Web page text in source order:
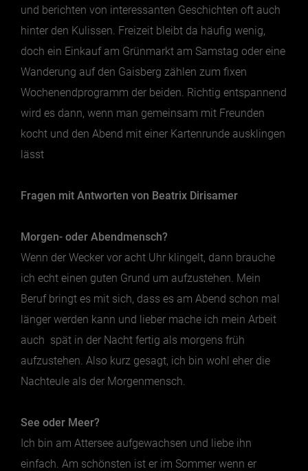
Outdoor & Sport
Gesundheit
Nachhaltigkeit
Sehenswürdig
Lifestyle
Archiv
BEITRÄGE NACH MONAT
April
August
und berichten von interessanten Geschichten oft auch
hinter den Kulissen. Freizeit bleibt da häufig wenig,
doch ein Einkauf am Grünmarkt am Samstag oder eine
Wanderung auf den Gaisberg zählen zum fixen
Wochenendprogramm der beiden. Richtig entspannend
wird es dann, wenn man gemeinsam mit Freunden
kocht und den Abend mit einer Kartenrunde ausklingen
lässt
Fragen mit Antworten von Beatrix Dirisamer
Morgen- oder Abendmensch?
Wenn der Wecker vor acht Uhr klingelt, dann brauche
ich echt einen guten Grund um aufzustehen. Mein
Beruf bringt es mit sich, dass es am Abend schon mal
länger werden kann und lieber mache ich mein Arbeit
auch spät in der Nacht fertig als morgens früh
aufzustehen. Also kurz gesagt, ich bin wohl eher die
Nachteule als der Morgenmensch.
See oder Meer?
Ich bin am Attersee aufgewachsen und liebe ihn
einfach. Am schönsten ist er im Sommer wenn er